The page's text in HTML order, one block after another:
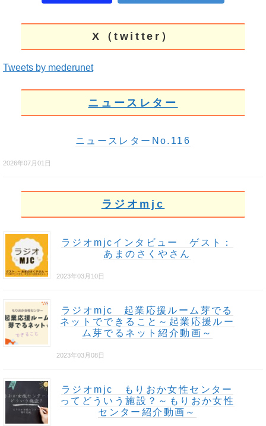
X（twitter）
Tweets by mederunet
ニュースレター
ニュースレターNo.116
2026年07月01日
ラジオmjc
ラジオmjcインタビュー ゲスト：
あまのさくやさん
2023年03月10日
ラジオmjc 起業応援ルーム芽でる
ネットでできること～起業応援ルー
ム芽でるネット紹介動画～
2023年03月08日
ラジオmjc もりおか女性センター
ってどういう施設？～もりおか女性
センター紹介動画～